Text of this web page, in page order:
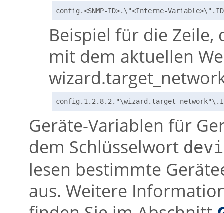
config.<SNMP-ID>.\"<Interne-
Beispiel für die
mit dem aktuellen
Geräte-Variablen für
dem Schlüsselwort
lesen bestimmte
aus. Weitere